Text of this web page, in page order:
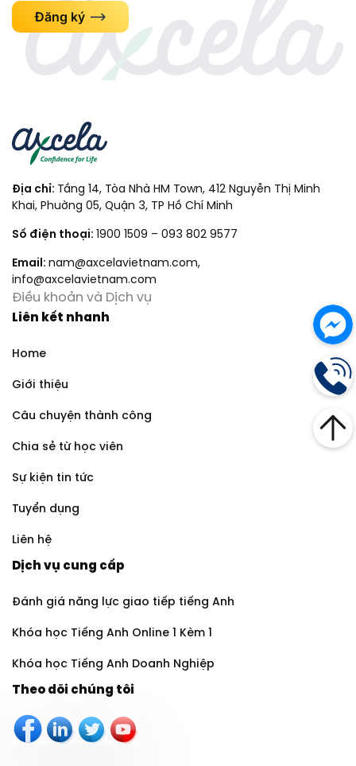
Đăng ký
Địa chỉ: Tầng 14, Tòa Nhà HM Town, 412 Nguyễn Thị Minh
Khai, Phuờng 05, Quận 3, TP Hồ Chí Minh
Số điện thoại: 1900 1509 – 093 802 9577
Email: nam@axcelavietnam.com,
info@axcelavietnam.com
Điều khoản và Dịch vụ
Liên kết nhanh
Home
Giới thiệu
Câu chuyện thành công
Chia sẻ từ học viên
Sự kiện tin tức
Tuyển dụng
Liên hệ
Dịch vụ cung cấp
Đánh giá năng lực giao tiếp tiếng Anh
Khóa học Tiếng Anh Online 1 Kèm 1
Khóa học Tiếng Anh Doanh Nghiệp
Theo dõi chúng tôi